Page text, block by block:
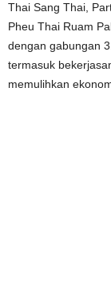
Thai Sang Thai,
Pheu Thai Ruam
dengan gabungan
termasuk
memulihkan